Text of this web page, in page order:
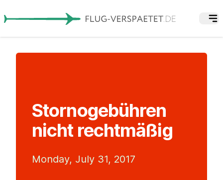
Stornogebühren
nicht rechtmäßig
Monday, July 31, 2017